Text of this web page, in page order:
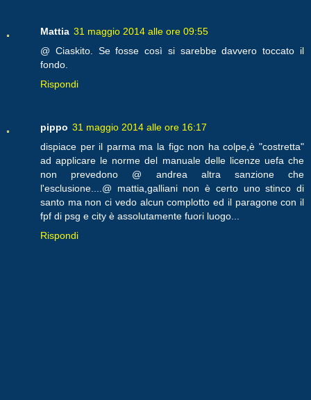
Mattia 31 maggio 2014 alle ore 09:55
@ Ciaskito. Se fosse così si sarebbe davvero toccato il
fondo.
Rispondi
pippo 31 maggio 2014 alle ore 16:17
dispiace per il parma ma la figc non ha colpe,è "costretta"
ad applicare le norme del manuale delle licenze uefa che
non prevedono @ andrea altra sanzione che
l'esclusione....@ mattia,galliani non è certo uno stinco di
santo ma non ci vedo alcun complotto ed il paragone con il
fpf di psg e city è assolutamente fuori luogo...
Rispondi